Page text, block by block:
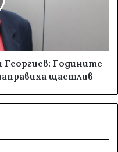
Годините
щастлив